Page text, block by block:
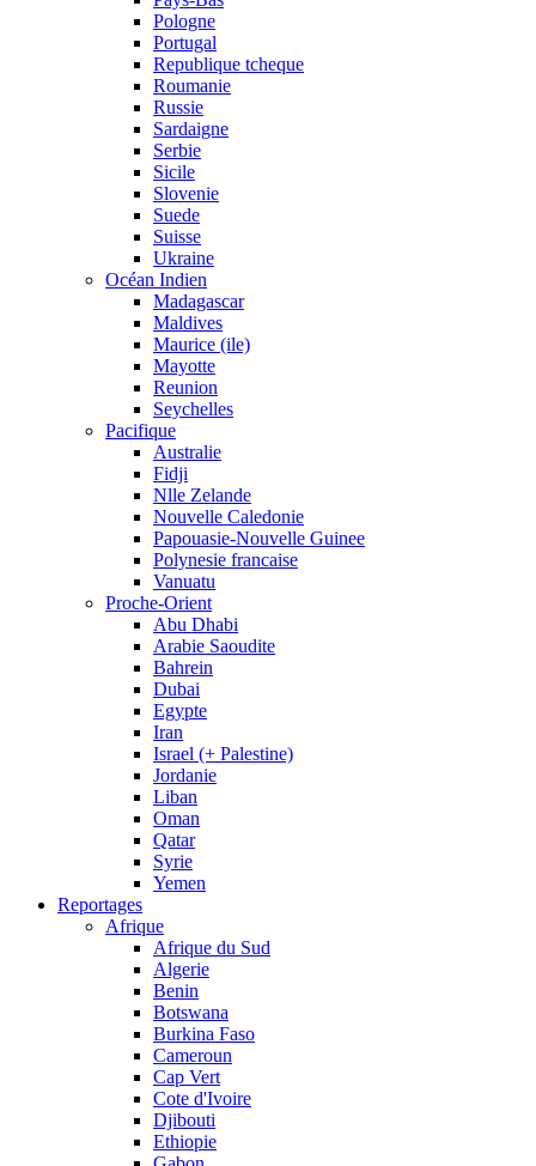
Pologne
Portugal
Republique tcheque
Roumanie
Russie
Sardaigne
Serbie
Sicile
Slovenie
Suede
Suisse
Ukraine
Océan Indien
Madagascar
Maldives
Maurice (ile)
Mayotte
Reunion
Seychelles
Pacifique
Australie
Fidji
Nlle Zelande
Nouvelle Caledonie
Papouasie-Nouvelle Guinee
Polynesie francaise
Vanuatu
Proche-Orient
Abu Dhabi
Arabie Saoudite
Bahrein
Dubai
Egypte
Iran
Israel (+ Palestine)
Jordanie
Liban
Oman
Qatar
Syrie
Yemen
Reportages
Afrique
Afrique du Sud
Algerie
Benin
Botswana
Burkina Faso
Cameroun
Cap Vert
Cote d'Ivoire
Djibouti
Ethiopie